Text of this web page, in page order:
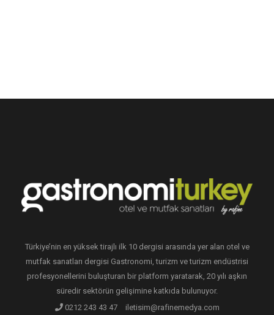
Türkiye’nin en yüksek tirajlı ilk 10 dergisi arasında yer alan otel ve
mutfak sanatları dergisi Gastronomi, turizm ve turizm endüstrisi
profesyonellerini buluşturan bir platform yaratarak, 20 yılı aşkın
süredir sektörün gelişimine katkıda bulunuyor.
0212 243 43 47
iletisim@rafinemedya.com